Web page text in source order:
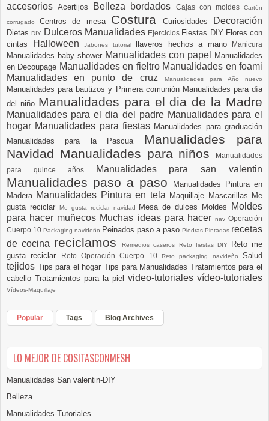
accesoriosAcertijos Belleza bordados Cajas con moldesCartón
corrugadoCentros de mesa Costura Curiosidades Decoración
DietasDIY Dulceros Manualidades Ejercicios Fiestas DIY Flores con
cintas
Halloween Jabones tutorial llaveros hechos a mano Manicura
Manualidades baby shower Manualidades con papel
Manualidades
en Decoupage Manualidades en fieltro Manualidades en foami
Manualidades en punto de cruz
Manualidades para Año nuevo
Manualidades para bautizos y Primera comunión Manualidades para día
del niño Manualidades para el dia de la Madre
Manualidades para el dia del padre Manualidades para el
hogar Manualidades para fiestas Manualidades para graduación
Manualidades para la Pascua Manualidades para
Navidad Manualidades para niños
Manualidades
para quince años
Manualidades para san valentin
Manualidades paso a paso
Manualidades Pintura en
Madera Manualidades Pintura en tela Maquillaje Mascarillas Me
gusta reciclar
Me gusta reciclar navidad Mesa de dulces Moldes
Moldes
para hacer muñecos Muchas ideas para hacer nav Operación
Cuerpo 10 Packaging navideño Peinados paso a paso Piedras Pintadas recetas
de cocina reciclamosRemedios caseros Reto fiestas DIY
Reto me
gusta reciclar
Reto Operación Cuerpo 10Reto packaging navideñoSalud
tejidos Tips para el hogarTips para Manualidades Tratamientos para el
cabello Tratamientos para la piel video-tutoriales vídeo-tutoriales
Vídeos-Maquillaje
Popular Tags Blog Archives
LO MEJOR DE COSITASCONMESH
Manualidades San valentin-DIY
Belleza
Manualidades-Tutoriales